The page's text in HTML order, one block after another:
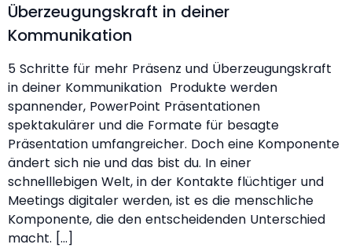
Überzeugungskraft in deiner
Kommunikation
5 Schritte für mehr Präsenz und Überzeugungskraft
in deiner Kommunikation Produkte werden
spannender, PowerPoint Präsentationen
spektakulärer und die Formate für besagte
Präsentation umfangreicher. Doch eine Komponente
ändert sich nie und das bist du. In einer
schnelllebigen Welt, in der Kontakte flüchtiger und
Meetings digitaler werden, ist es die menschliche
Komponente, die den entscheidenden Unterschied
macht. […]